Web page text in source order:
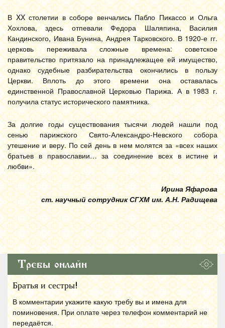
В XX столетии в соборе венчались Пабло Пикассо и Ольга
Хохлова, здесь отпевали Федора Шаляпина, Василия
Кандинского, Ивана Бунина, Андрея Тарковского. В 1920-е гг.
церковь переживала сложные времена: советское
правительство притязало на принадлежащее ей имущество,
однако судебные разбирательства окончились в пользу
Церкви. Вплоть до этого времени она оставалась
единственной Православной Церковью Парижа. А в 1983 г.
получила статус исторического памятника.
За долгие годы существования тысячи людей нашли под
сенью парижского Свято-Александро-Невского собора
утешение и веру. По сей день в нем молятся за «всех наших
братьев в православии… за соединение всех в истине и
любви».
Ирина Яфарова
ст. научный сотрудник СГХМ им. А.Н. Радищева
Требы онлайн
Братья и сестры!
В комментарии укажите какую требу вы и имена для
поминовения. При оплате через телефон комментарий не
передаётся.